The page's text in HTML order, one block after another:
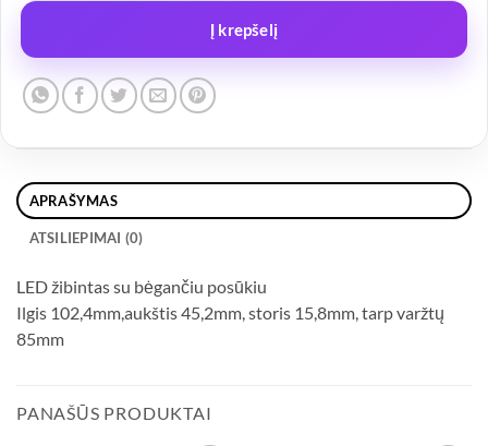
Į krepšelį
APRAŠYMAS
ATSILIEPIMAI (0)
LED žibintas su bėgančiu posūkiu
Ilgis 102,4mm,aukštis 45,2mm, storis 15,8mm, tarp varžtų
85mm
PANAŠŪS PRODUKTAI